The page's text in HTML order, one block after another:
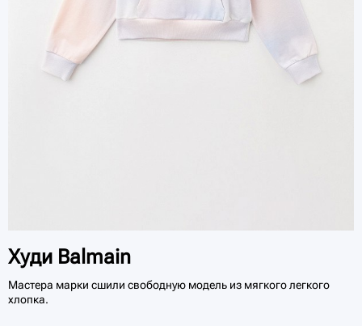
Худи Balmain
Мастера марки сшили свободную модель из мягкого легкого
хлопка.